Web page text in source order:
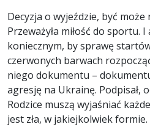
Decyzja o wyjeździe, być może
Przeważyła miłość do sportu.
koniecznym, by sprawę
czerwonych barwach
niego dokumentu –
agresję na Ukrainę. Podpisał,
Rodzice muszą wyjaśniać
jest zła, w jakiejkolwiek